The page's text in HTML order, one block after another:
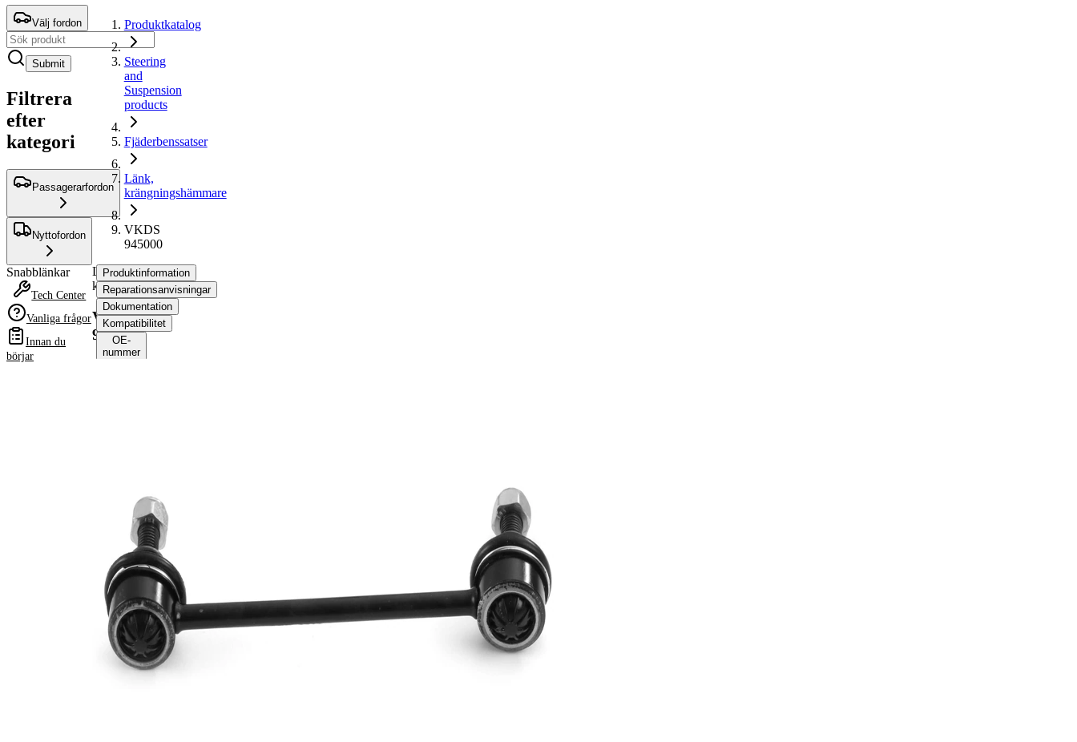
Välj fordon
Submit
Filtrera
efter
kategori
Passagerarfordon
Nyttofordon
Snabblänkar
Tech Center
Vanliga frågor
Innan du
börjar
Produktkatalog
Steering
and
Suspension
products
Fjäderbenssatser
Länk,
krängningshämmare
VKDS
945000
Länk,
krängningshämmare
VKDS
945000
Produktinformation
Reparationsanvisningar
Dokumentation
Kompatibilitet
OE-
nummer
Gängmått 1